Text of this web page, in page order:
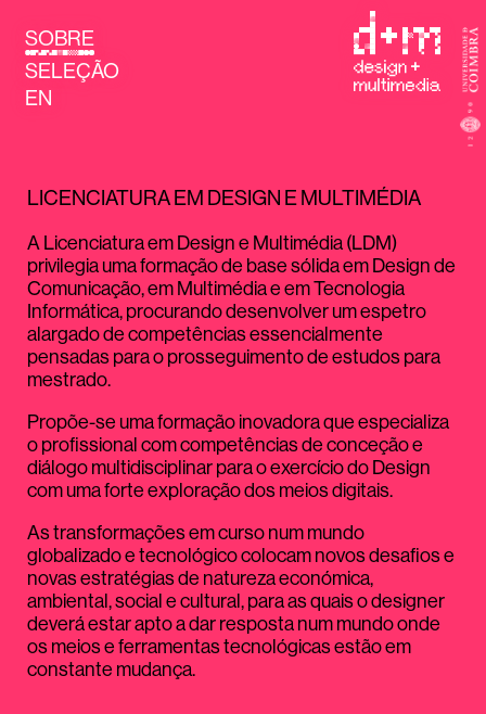
SOBRE
SELEÇÃO
EN
LICENCIATURA EM DESIGN E MULTIMÉDIA
A Licenciatura em Design e Multimédia (LDM)
privilegia uma formação de base sólida em Design de
Comunicação, em Multimédia e em Tecnologia
Informática, procurando desenvolver um espetro
alargado de competências essencialmente
pensadas para o prosseguimento de estudos para
mestrado.
Propõe-se uma formação inovadora que especializa
o profissional com competências de conceção e
diálogo multidisciplinar para o exercício do Design
com uma forte exploração dos meios digitais.
As transformações em curso num mundo
globalizado e tecnológico colocam novos desafios e
novas estratégias de natureza económica,
ambiental, social e cultural, para as quais o designer
deverá estar apto a dar resposta num mundo onde
os meios e ferramentas tecnológicas estão em
constante mudança.